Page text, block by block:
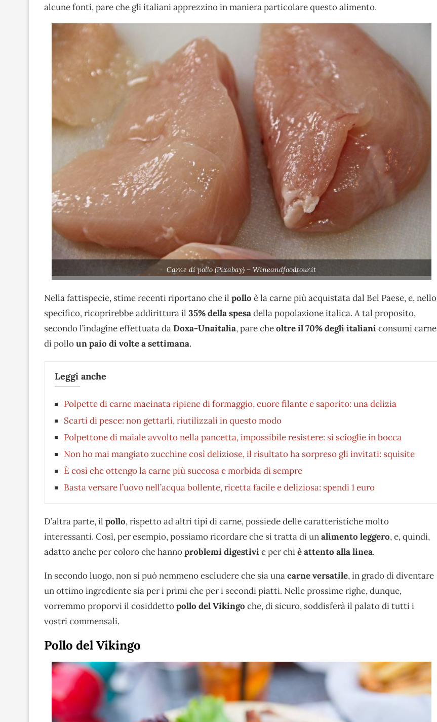
alcune fonti, pare che gli italiani apprezzino in maniera particolare questo alimento.
Carne di pollo (Pixabay) – Wineandfoodtour.it
Nella fattispecie, stime recenti riportano che il pollo è la carne più acquistata dal Bel Paese, e, nello
specifico, ricoprirebbe addirittura il 35% della spesadella popolazione italica. A tal proposito,
secondo l’indagine effettuata daDoxa-Unaitalia, pare cheoltre il 70% degli italianiconsumi carne
di polloun paio di volte a settimana.
Leggi anche
Polpette di carne macinata ripiene di formaggio, cuore filante e saporito: una delizia
Scarti di pesce: non gettarli, riutilizzali in questo modo
Polpettone di maiale avvolto nella pancetta, impossibile resistere: si scioglie in bocca
Non ho mai mangiato zucchine così deliziose, il risultato ha sorpreso gli invitati: squisite
È così che ottengo la carne più succosa e morbida di sempre
Basta versare l’uovo nell’acqua bollente, ricetta facile e deliziosa: spendi 1 euro
D’altra parte, il pollo, rispetto ad altri tipi di carne, possiede delle caratteristiche molto
interessanti. Così, per esempio, possiamo ricordare che si tratta di unalimento leggero, e, quindi,
adatto anche per coloro che hannoproblemi digestivie per chiè attento alla linea.
In secondo luogo, non si può nemmeno escludere che sia unacarne versatile, in grado di diventare
un ottimo ingrediente sia per i primi che per i secondi piatti. Nelle prossime righe, dunque,
vorremmo proporvi il cosiddettopollo del Vikingo che, di sicuro, soddisferà il palato di tutti i
vostri commensali.
Pollo del Vikingo